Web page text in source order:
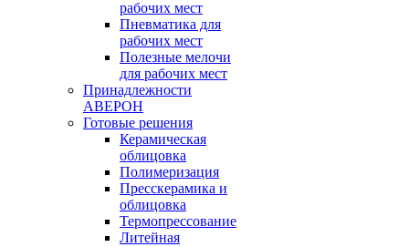
рабочих мест
Пневматика для
рабочих мест
Полезные мелочи
для рабочих мест
Принадлежности
АВЕРОН
Готовые решения
Керамическая
облицовка
Полимеризация
Пресскерамика и
облицовка
Термопрессование
Литейная